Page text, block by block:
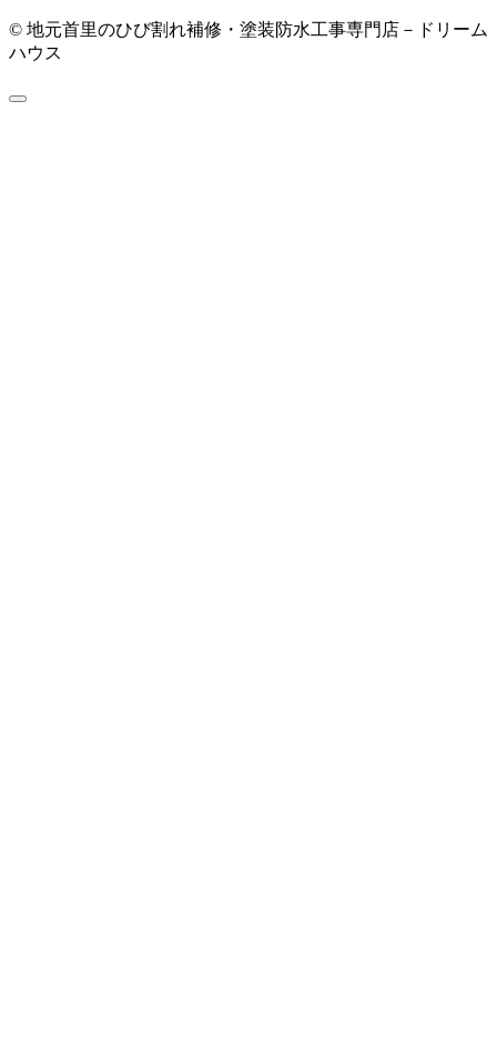
© 地元首里のひび割れ補修・塗装防水工事専門店－ドリーム
ハウス